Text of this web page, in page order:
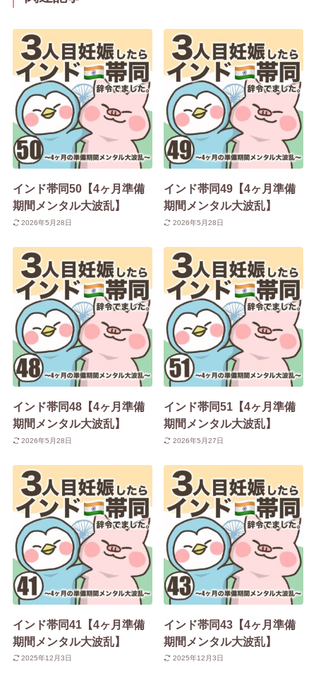
インド帯同50【4ヶ月準備
期間メンタル大波乱】
2026年5月28日
インド帯同49【4ヶ月準備
期間メンタル大波乱】
2026年5月28日
インド帯同48【4ヶ月準備
期間メンタル大波乱】
2026年5月28日
インド帯同51【4ヶ月準備
期間メンタル大波乱】
2026年5月27日
インド帯同41【4ヶ月準備
期間メンタル大波乱】
2025年12月3日
インド帯同43【4ヶ月準備
期間メンタル大波乱】
2025年12月3日